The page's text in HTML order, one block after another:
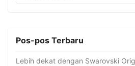
Pos-pos Terbaru
Lebih dekat dengan Swarovski